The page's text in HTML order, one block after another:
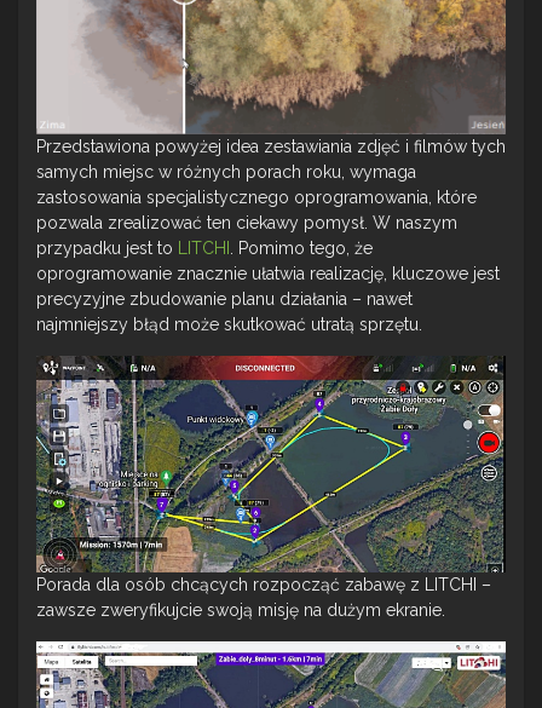
Przedstawiona powyżej idea zestawiania zdjęć i filmów tych
samych miejsc w różnych porach roku, wymaga
zastosowania specjalistycznego oprogramowania, które
pozwala zrealizować ten ciekawy pomysł. W naszym
przypadku jest to
LITCHI
. Pomimo tego, że
oprogramowanie znacznie ułatwia realizację, kluczowe jest
precyzyjne zbudowanie planu działania – nawet
najmniejszy błąd może skutkować utratą sprzętu.
Porada dla osób chcących rozpocząć zabawę z LITCHI –
zawsze zweryfikujcie swoją misję na dużym ekranie.